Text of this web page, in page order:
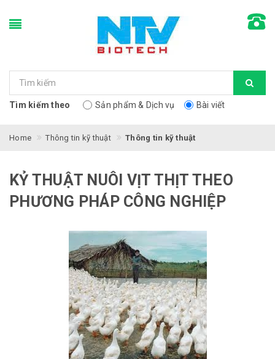
Tìm kiếm theo Sản phẩm & Dịch vụ Bài viết
Home Thông tin kỹ thuật Thông tin kỹ thuật
KỶ THUẬT NUÔI VỊT THỊT THEO
PHƯƠNG PHÁP CÔNG NGHIỆP